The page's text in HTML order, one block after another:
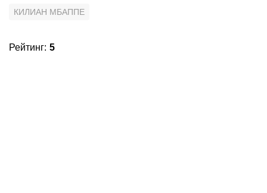
КИЛИАН МБАППЕ
Рейтинг: 5